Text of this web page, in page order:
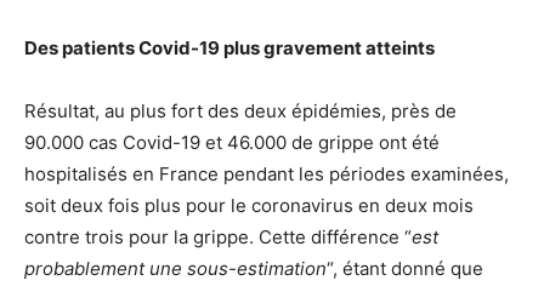
Des patients Covid-19 plus gravement atteints
Résultat, au plus fort des deux épidémies, près de
90.000 cas Covid-19 et 46.000 de grippe ont été
hospitalisés en France pendant les périodes examinées,
soit deux fois plus pour le coronavirus en deux mois
contre trois pour la grippe. Cette différence “est
probablement une sous-estimation“, étant donné que